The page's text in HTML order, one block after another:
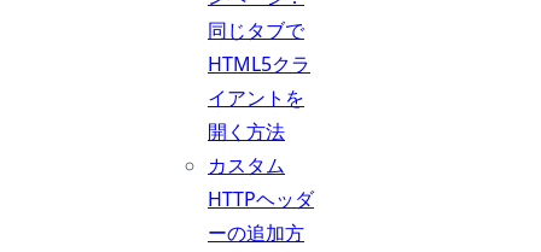
同じタブで
HTML5クラ
イアントを
開く方法
カスタム
HTTPヘッダ
ーの追加方